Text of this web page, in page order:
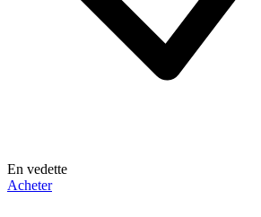
En vedette
Acheter